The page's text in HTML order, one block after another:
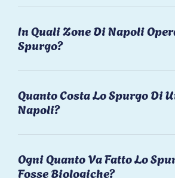
In Quali Zone Di Napoli
Spurgo?
Quanto Costa Lo Spurgo Di
Napoli?
Ogni Quanto Va Fatto Lo
Fosse Biologiche?